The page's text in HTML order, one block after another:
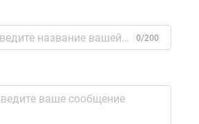
0/200